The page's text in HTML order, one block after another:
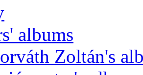
albums
Zoltán's